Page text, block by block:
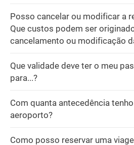
Posso cancelar ou modificar a
Que custos podem ser
cancelamento ou modificação
Que validade deve ter o meu
para...?
Com quanta antecedência
aeroporto?
Como posso reservar uma